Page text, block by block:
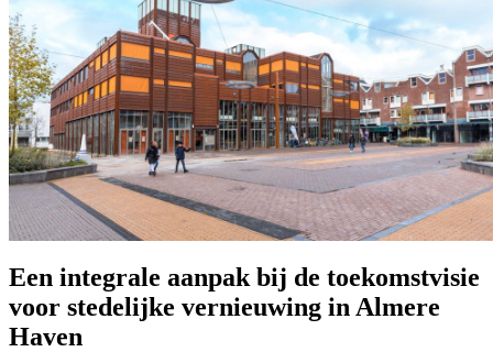
Een integrale aanpak bij de toekomstvisie
voor stedelijke vernieuwing in Almere
Haven